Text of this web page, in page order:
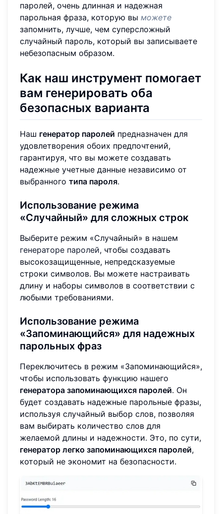
паролей, очень длинная и надежная
парольная фраза, которую вы можете
запомнить, лучше, чем суперсложный
случайный пароль, который вы записываете
небезопасным образом.
Как наш инструмент помогает
вам генерировать оба
безопасных варианта
Наш генератор паролей предназначен для
удовлетворения обоих предпочтений,
гарантируя, что вы можете создавать
надежные учетные данные независимо от
выбранного типа пароля.
Использование режима
«Случайный» для сложных строк
Выберите режим «Случайный» в нашем
генераторе паролей, чтобы создавать
высокозащищенные, непредсказуемые
строки символов. Вы можете настраивать
длину и наборы символов в соответствии с
любыми требованиями.
Использование режима
«Запоминающийся» для надежных
парольных фраз
Переключитесь в режим «Запоминающийся»,
чтобы использовать функцию нашего
генератора запоминающихся паролей. Он
будет создавать надежные парольные фразы,
используя случайный выбор слов, позволяя
вам выбирать количество слов для
желаемой длины и надежности. Это, по сути,
генератор легко запоминающихся паролей,
который не экономит на безопасности.